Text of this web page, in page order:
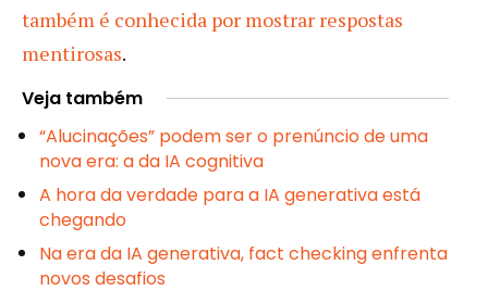
também é conhecida por mostrar respostas
mentirosas.
Veja também
“Alucinações” podem ser o prenúncio de uma
nova era: a da IA cognitiva
A hora da verdade para a IA generativa está
chegando
Na era da IA generativa, fact checking enfrenta
novos desafios